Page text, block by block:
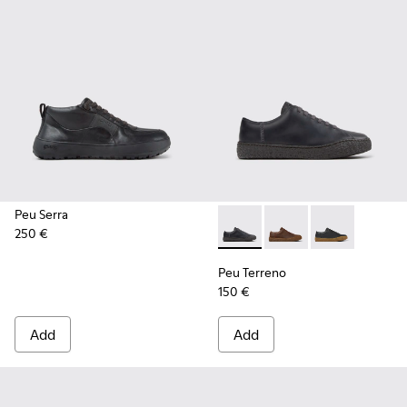
Peu Serra
250 €
Add
Peu Terreno - K100927-020
Peu Terreno -Peu Terreno -
Peu Terreno
150 €
Add